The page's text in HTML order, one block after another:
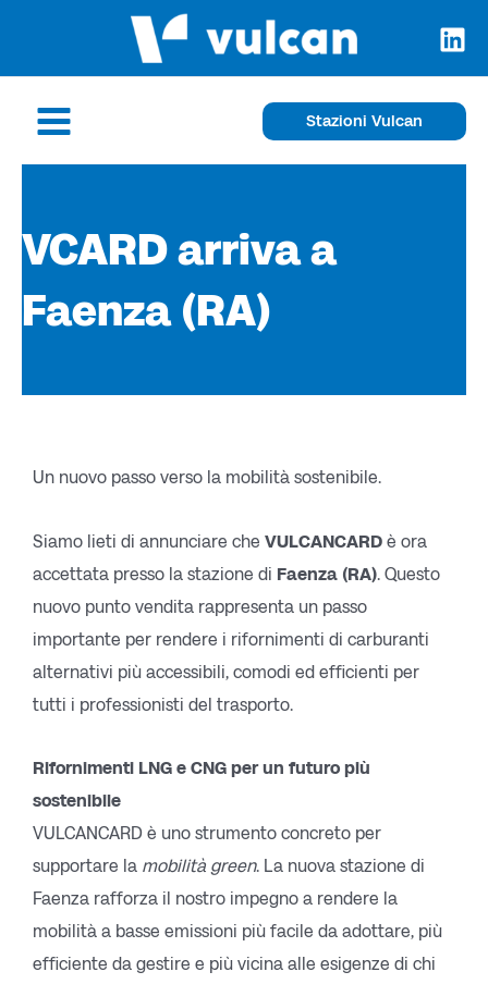
contenuto
Main
Stazioni Vulcan
VCARD arriva a
Faenza (RA)
Un nuovo passo verso la mobilità sostenibile.
Siamo lieti di annunciare che VULCANCARD è ora
accettata presso la stazione di Faenza (RA). Questo
nuovo punto vendita rappresenta un passo
importante per rendere i rifornimenti di carburanti
alternativi più accessibili, comodi ed efficienti per
tutti i professionisti del trasporto.
Rifornimenti LNG e CNG per un futuro più
sostenibile
VULCANCARD è uno strumento concreto per
supportare la mobilità green. La nuova stazione di
Faenza rafforza il nostro impegno a rendere la
mobilità a basse emissioni più facile da adottare, più
efficiente da gestire e più vicina alle esigenze di chi